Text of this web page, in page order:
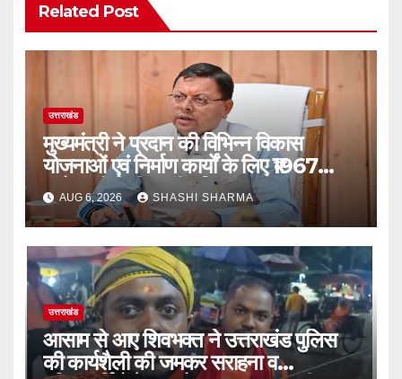
Related Post
उत्तराखंड
मुख्यमंत्री ने प्रदान की विभिन्न विकास
योजनाओं एवं निर्माण कार्यों के लिए ₹1967
करोड़ की वित्तीय स्वीकृति
AUG 6, 2026 SHASHI SHARMA
उत्तराखंड
आसाम से आए शिवभक्त ने उत्तराखंड पुलिस
की कार्यशैली की जमकर सराहना व